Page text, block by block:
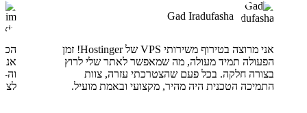
Gad Iradufasha
אני מרוצה בטירוף משירותי VPS של Hostinger! זמן
הפעולה תמיד מעולה, מה שמאפשר לאתר שלי לרוץ
בצורה חלקה. בכל פעם שהצטרכתי עזרה, צוות
התמיכה הטכנית היה מהיר, מקצועי ובאמת מועיל.